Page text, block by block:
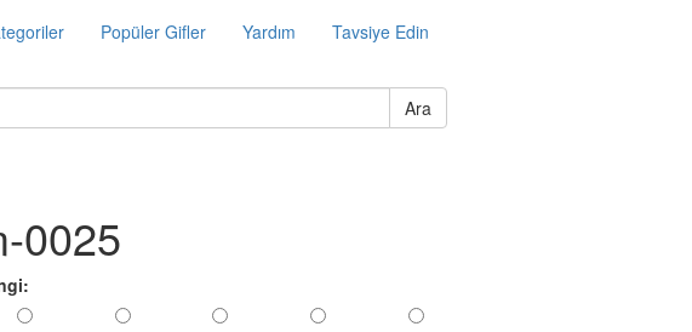
Popüler Gifler Yardım Tavsiye Edin
Ara
0025